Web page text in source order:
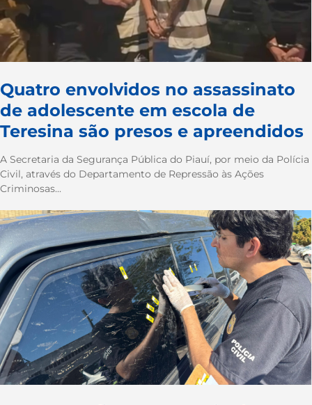
Quatro envolvidos no assassinato
de adolescente em escola de
Teresina são presos e apreendidos
A Secretaria da Segurança Pública do Piauí, por meio da Polícia
Civil, através do Departamento de Repressão às Ações
Criminosas...